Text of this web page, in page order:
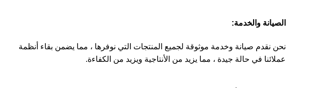
الصيانة والخدمة:
نحن نقدم صيانة وخدمة موثوقة لجميع المنتجات التي نوفرها ، مما يضمن بقاء أنظمة
عملائنا في حالة جيدة ، مما يزيد من الأنتاجية ويزيد من الكفاءة.